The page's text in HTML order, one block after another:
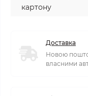
картону
Доставка
Новою
власними